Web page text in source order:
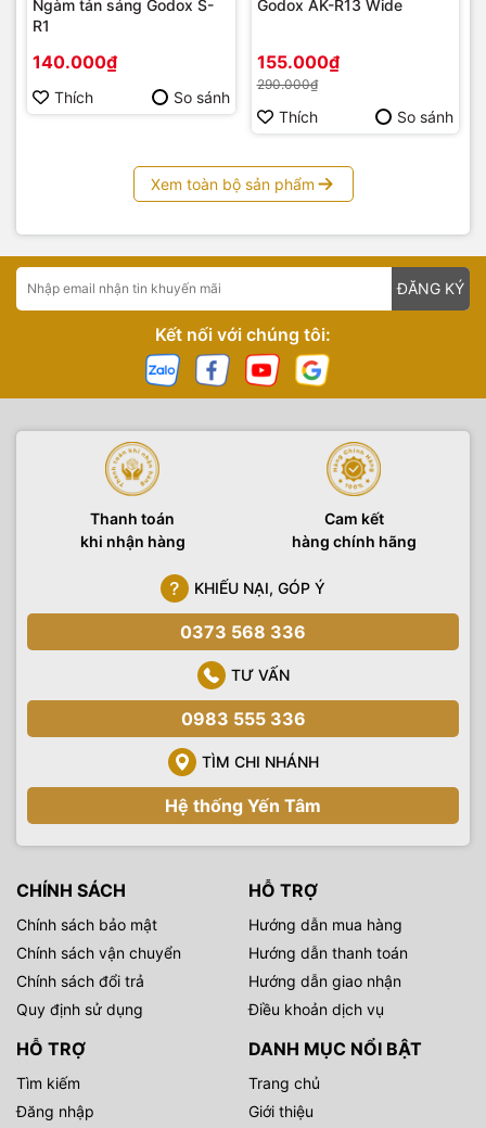
Ngàm tản sáng Godox S-
R1
140.000₫
Thích So sánh
Godox AK-R13 Wide
155.000₫
290.000₫
Thích So sánh
Xem toàn bộ sản phẩm
ĐĂNG KÝ
Kết nối với chúng tôi:
Thanh toán
khi nhận hàng
Cam kết
hàng chính hãng
KHIẾU NẠI, GÓP Ý
0373 568 336
TƯ VẤN
0983 555 336
TÌM CHI NHÁNH
Hệ thống Yến Tâm
CHÍNH SÁCH
Chính sách bảo mật
Chính sách vận chuyển
Chính sách đổi trả
Quy định sử dụng
HỖ TRỢ
Hướng dẫn mua hàng
Hướng dẫn thanh toán
Hướng dẫn giao nhận
Điều khoản dịch vụ
HỖ TRỢ
Tìm kiếm
Đăng nhập
DANH MỤC NỔI BẬT
Trang chủ
Giới thiệu